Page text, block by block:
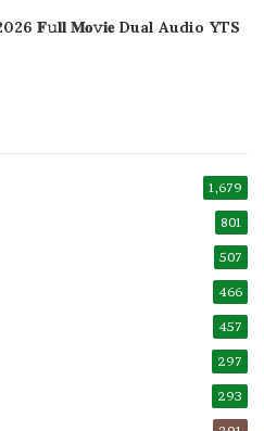
𝐅𝚞𝐥𝐥 𝐌𝐨𝚟𝐢𝐞 Dual Audio YTS
1,679
801
507
466
457
297
293